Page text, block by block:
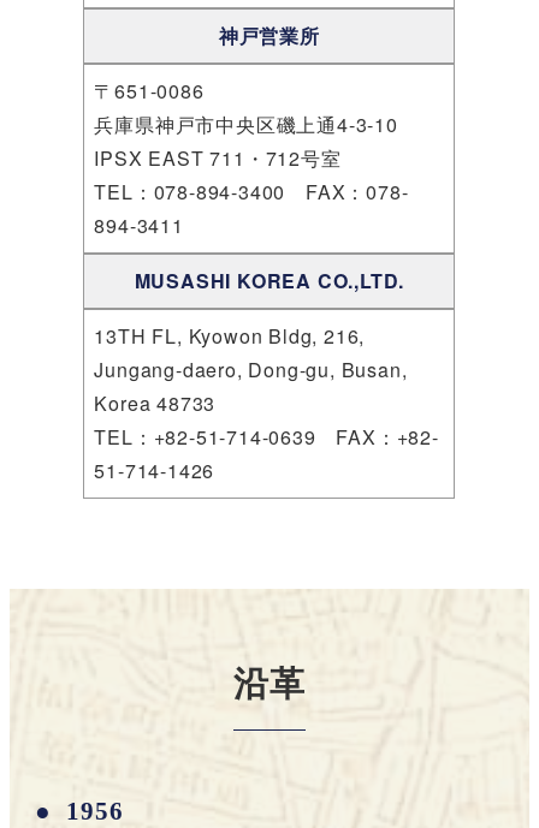
神戸営業所
〒651-0086
兵庫県神戸市中央区磯上通4-3-10
IPSX EAST 711・712号室
TEL：078-894-3400 FAX：078-
894-3411
MUSASHI KOREA CO.,LTD.
13TH FL, Kyowon Bldg, 216,
Jungang-daero, Dong-gu, Busan,
Korea 48733
TEL：+82-51-714-0639 FAX：+82-
51-714-1426
沿革
1956